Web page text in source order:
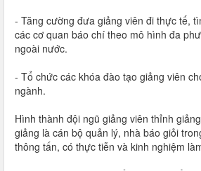
- Tăng cường đưa giảng viên đi thực tế,
các cơ quan báo chí theo mô hình đa
ngoài nước.
- Tổ chức các khóa đào tạo giảng viên
ngành.
Hình thành đội ngũ giảng viên thỉnh
giảng là cán bộ quản lý, nhà báo giỏi
thông tấn, có thực tiễn và kinh nghiệm